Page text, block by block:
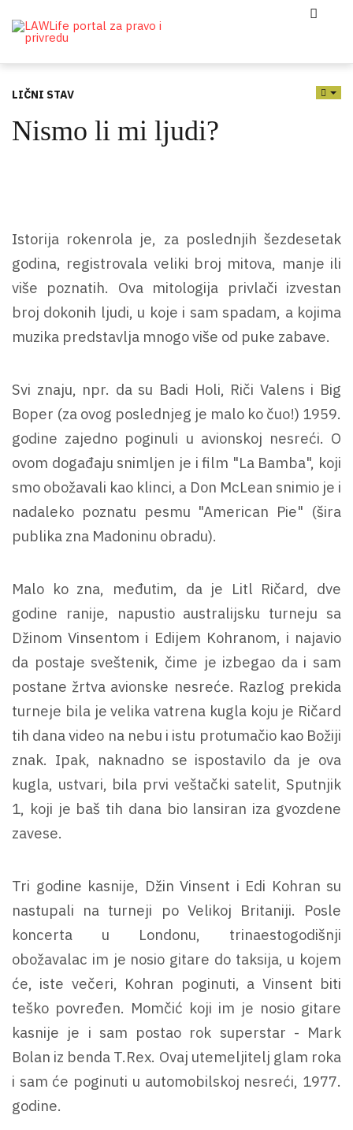
LIČNI STAV
Nismo li mi ljudi?
Istorija rokenrola je, za poslednjih šezdesetak
godina, registrovala veliki broj mitova, manje ili
više poznatih. Ova mitologija privlači izvestan
broj dokonih ljudi, u koje i sam spadam, a kojima
muzika predstavlja mnogo više od puke zabave.
Svi znaju, npr. da su Badi Holi, Riči Valens i Big
Boper (za ovog poslednjeg je malo ko čuo!) 1959.
godine zajedno poginuli u avionskoj nesreći. O
ovom događaju snimljen je i film "La Bamba", koji
smo obožavali kao klinci, a Don McLean snimio je i
nadaleko poznatu pesmu "American Pie" (šira
publika zna Madoninu obradu).
Malo ko zna, međutim, da je Litl Ričard, dve
godine ranije, napustio australijsku turneju sa
Džinom Vinsentom i Edijem Kohranom, i najavio
da postaje sveštenik, čime je izbegao da i sam
postane žrtva avionske nesreće. Razlog prekida
turneje bila je velika vatrena kugla koju je Ričard
tih dana video na nebu i istu protumačio kao Božiji
znak. Ipak, naknadno se ispostavilo da je ova
kugla, ustvari, bila prvi veštački satelit, Sputnjik
1, koji je baš tih dana bio lansiran iza gvozdene
zavese.
Tri godine kasnije, Džin Vinsent i Edi Kohran su
nastupali na turneji po Velikoj Britaniji. Posle
koncerta u Londonu, trinaestogodišnji
obožavalac im je nosio gitare do taksija, u kojem
će, iste večeri, Kohran poginuti, a Vinsent biti
teško povređen. Momčić koji im je nosio gitare
kasnije je i sam postao rok superstar - Mark
Bolan iz benda T.Rex. Ovaj utemeljitelj glam roka
i sam će poginuti u automobilskoj nesreći, 1977.
godine.